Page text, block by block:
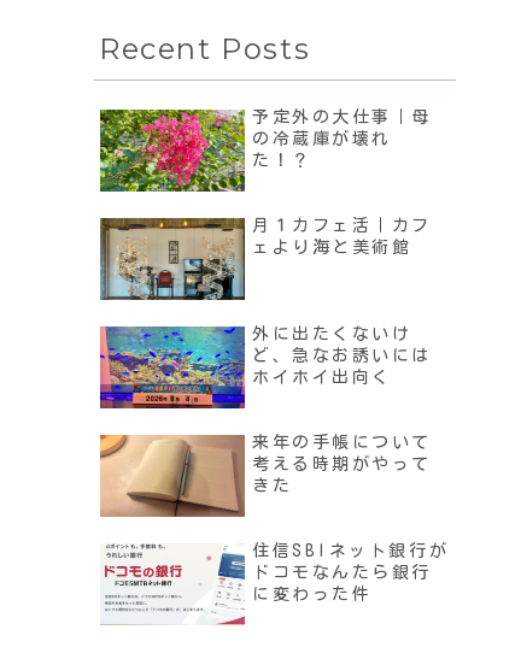
Recent Posts
予定外の大仕事｜母
の冷蔵庫が壊れ
た！？
月１カフェ活｜カフ
ェより海と美術館
外に出たくないけ
ど、急なお誘いには
ホイホイ出向く
来年の手帳について
考える時期がやって
きた
住信SBIネット銀行が
ドコモなんたら銀行
に変わった件